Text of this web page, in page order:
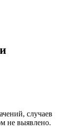
случаев
не выявлено.